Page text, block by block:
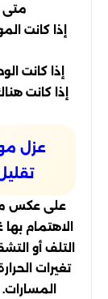
متى
إذا كانت
إذا كانت
إذا كانت
عزل
على عكس
الاهتمام
التلف أو
تغيرات